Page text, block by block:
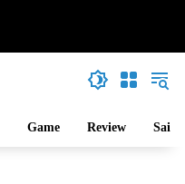
Game Review Sains